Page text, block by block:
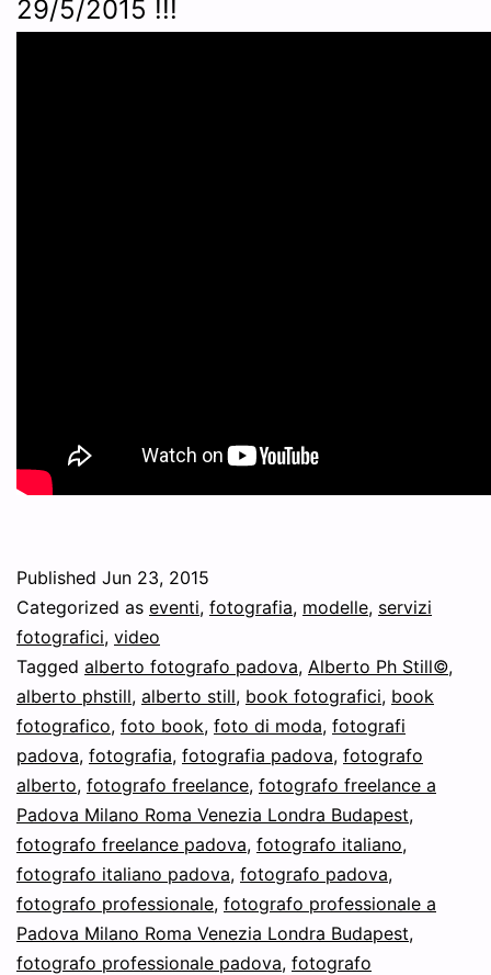
29/5/2015 !!!
Published Jun 23, 2015
Categorized as eventi, fotografia, modelle, servizi
fotografici, video
Tagged alberto fotografo padova, Alberto Ph Still©,
alberto phstill, alberto still, book fotografici, book
fotografico, foto book, foto di moda, fotografi
padova, fotografia, fotografia padova, fotografo
alberto, fotografo freelance, fotografo freelance a
Padova Milano Roma Venezia Londra Budapest,
fotografo freelance padova, fotografo italiano,
fotografo italiano padova, fotografo padova,
fotografo professionale, fotografo professionale a
Padova Milano Roma Venezia Londra Budapest,
fotografo professionale padova, fotografo